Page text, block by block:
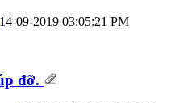
14-09-2019 03:05:21 PM
đỡ.